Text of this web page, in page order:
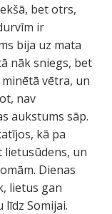
bet otrs,
ir
bija uz mata
nāk sniegs, bet
vētra, un
nav
aukstums sāp.
kā pa
lietusūdens, un
Dienas
lietus gan
līdz Somijai.